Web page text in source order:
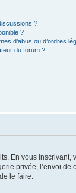
?
?
d’abus ou d’ordres
du forum ?
En vous
privée, l’envoi
le faire.